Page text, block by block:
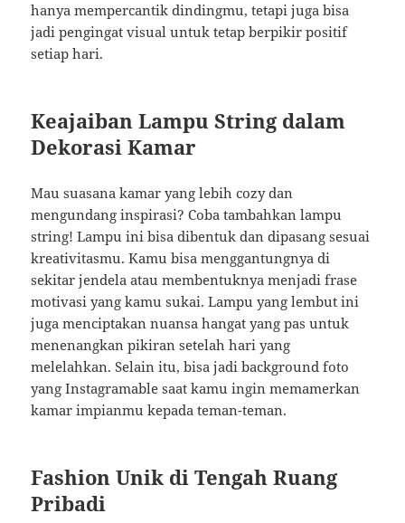
hanya mempercantik dindingmu, tetapi juga bisa
jadi pengingat visual untuk tetap berpikir positif
setiap hari.
Keajaiban Lampu String dalam
Dekorasi Kamar
Mau suasana kamar yang lebih cozy dan
mengundang inspirasi? Coba tambahkan lampu
string! Lampu ini bisa dibentuk dan dipasang sesuai
kreativitasmu. Kamu bisa menggantungnya di
sekitar jendela atau membentuknya menjadi frase
motivasi yang kamu sukai. Lampu yang lembut ini
juga menciptakan nuansa hangat yang pas untuk
menenangkan pikiran setelah hari yang
melelahkan. Selain itu, bisa jadi background foto
yang Instagramable saat kamu ingin memamerkan
kamar impianmu kepada teman-teman.
Fashion Unik di Tengah Ruang
Pribadi